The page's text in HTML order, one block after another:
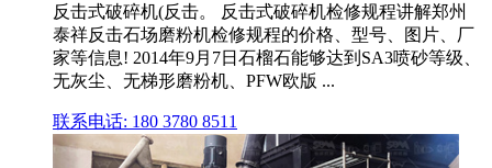
反击式破碎机(反击。 反击式破碎机检修规程讲解郑州
泰祥反击石场磨粉机检修规程的价格、型号、图片、厂
家等信息! 2014年9月7日石榴石能够达到SA3喷砂等级、
无灰尘、无梯形磨粉机、PFW欧版 ...
联系电话: 180 3780 8511